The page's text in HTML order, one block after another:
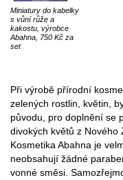
Miniatury do kabelky
s vůní růže a
kakostu, výrobce
Abahna, 750 Kč za
set
Při výrobě přírodní
zelených rostlin, květin,
původu, pro doplnění se
divokých květů z Nového
Kosmetika Abahna je
neobsahují žádné
vonné směsi.